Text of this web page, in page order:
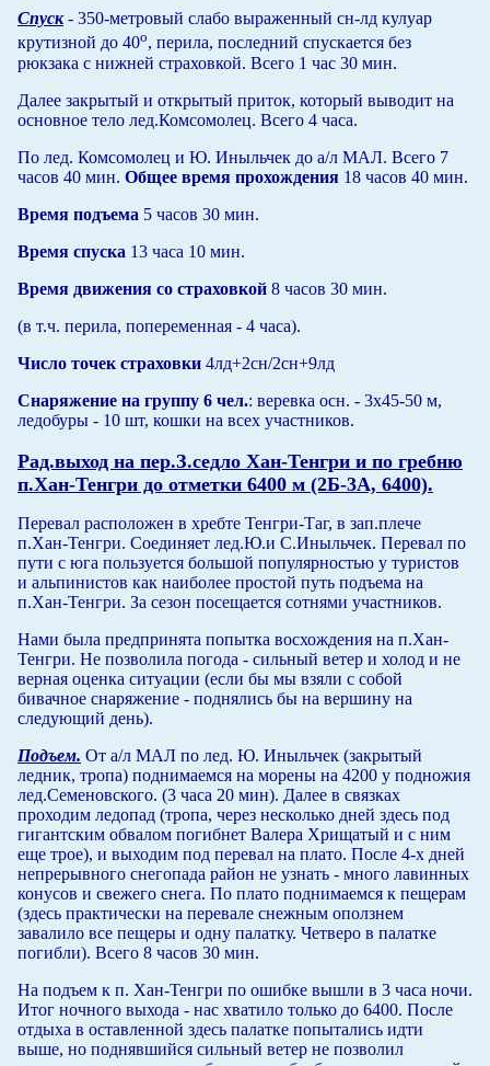
Спуск- 350-метровый слабо выраженный сн-лд кулуар
крутизной до 40о, перила, последний спускается без
рюкзака с нижней страховкой. Всего 1 час 30 мин.
Далее закрытый и открытый приток, который выводит на
основное тело лед.Комсомолец. Всего 4 часа.
По лед. Комсомолец и Ю. Иныльчек до а/л МАЛ. Всего 7
часов 40 мин. Общее время прохождения 18 часов 40 мин.
Время подъема 5 часов 30 мин.
Время спуска 13 часа 10 мин.
Время движения со страховкой 8 часов 30 мин.
(в т.ч. перила, попеременная - 4 часа).
Число точек страховки 4лд+2сн/2сн+9лд
Снаряжение на группу 6 чел.: веревка осн. - 3х45-50 м,
ледобуры - 10 шт, кошки на всех участников.
Рад.выход на пер.З.седло Хан-Тенгри и по гребню
п.Хан-Тенгри до отметки 6400 м (2Б-3А, 6400).
Перевал расположен в хребте Тенгри-Таг, в зап.плече
п.Хан-Тенгри. Соединяет лед.Ю.и С.Иныльчек. Перевал по
пути с юга пользуется большой популярностью у туристов
и альпинистов как наиболее простой путь подъема на
п.Хан-Тенгри. За сезон посещается сотнями участников.
Нами была предпринята попытка восхождения на п.Хан-
Тенгри. Не позволила погода - сильный ветер и холод и не
верная оценка ситуации (если бы мы взяли с собой
бивачное снаряжение - поднялись бы на вершину на
следующий день).
Подъем. От а/л МАЛ по лед. Ю. Иныльчек (закрытый
ледник, тропа) поднимаемся на морены на 4200 у подножия
лед.Семеновского. (3 часа 20 мин). Далее в связках
проходим ледопад (тропа, через несколько дней здесь под
гигантским обвалом погибнет Валера Хрищатый и с ним
еще трое), и выходим под перевал на плато. После 4-х дней
непрерывного снегопада район не узнать - много лавинных
конусов и свежего снега. По плато поднимаемся к пещерам
(здесь практически на перевале снежным оползнем
завалило все пещеры и одну палатку. Четверо в палатке
погибли). Всего 8 часов 30 мин.
На подъем к п. Хан-Тенгри по ошибке вышли в 3 часа ночи.
Итог ночного выхода - нас хватило только до 6400. После
отдыха в оставленной здесь палатке попытались идти
выше, но поднявшийся сильный ветер не позволил